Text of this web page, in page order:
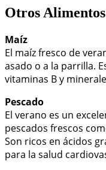
Otros
Maíz
El maíz fresco de
asado o a la parrilla.
vitaminas B y
Pescado
El verano es un
pescados frescos
Son ricos en ácidos
para la salud